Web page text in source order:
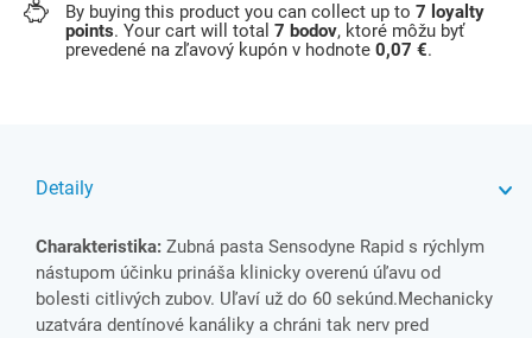
By buying this product you can collect up to 7 loyalty
points. Your cart will total 7 bodov, ktoré môžu byť
prevedené na zľavový kupón v hodnote 0,07 €.
Detaily
Charakteristika: Zubná pasta Sensodyne Rapid s rýchlym
nástupom účinku prináša klinicky overenú úľavu od
bolesti citlivých zubov. Uľaví už do 60 sekúnd.Mechanicky
uzatvára dentínové kanáliky a chráni tak nerv pred